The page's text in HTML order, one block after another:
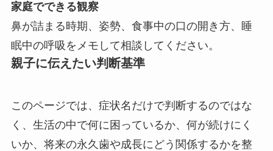
家庭でできる観察
鼻が詰まる時期、姿勢、食事中の口の開き方、睡
眠中の呼吸をメモして相談してください。
親子に伝えたい判断基準
このページでは、症状名だけで判断するのではな
く、生活の中で何に困っているか、何が続けにく
いか、将来の永久歯や成長にどう関係するかを整